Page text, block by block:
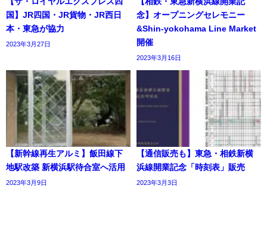
国】JR四国・JR貨物・JR西日
本・東急が協力
2023年3月27日
念】オープニングセレモニー
&Shin-yokohama Line Market
開催
2023年3月16日
【新幹線再生アルミ】飯田線下
地駅改築 新横浜駅待合室へ活用
2023年3月9日
【通信販売も】東急・相鉄新横
浜線開業記念「時刻表」販売
2023年3月3日